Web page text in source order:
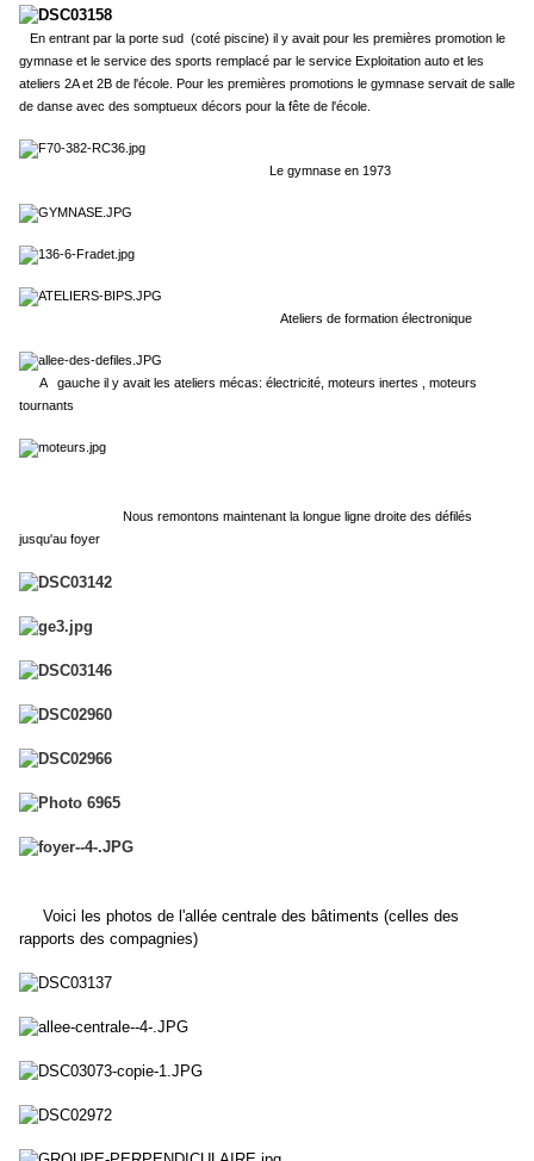
En entrant par la porte sud (coté piscine) il y avait pour les premières promotion le
gymnase et le service des sports remplacé par le service Exploitation auto et les
ateliers 2A et 2B de l'école. Pour les premières promotions le gymnase servait de salle
de danse avec des somptueux décors pour la fête de l'école.
Le gymnase en 1973
Ateliers de formation électronique
A gauche il y avait les ateliers mécas: électricité, moteurs inertes , moteurs
tournants
Nous remontons maintenant la longue ligne droite des défilés
jusqu'au foyer
Voici les photos de l'allée centrale des bâtiments (celles des
rapports des compagnies)